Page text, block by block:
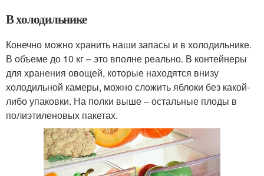
В холодильнике
Конечно можно хранить наши запасы и в холодильнике.
В объеме до 10 кг – это вполне реально. В контейнеры
для хранения овощей, которые находятся внизу
холодильной камеры, можно сложить яблоки без какой-
либо упаковки. На полки выше – остальные плоды в
полиэтиленовых пакетах.